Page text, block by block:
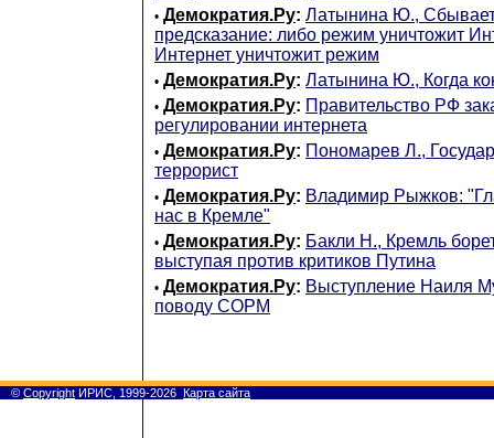
• Демократия.Ру: Латынина Ю.,
предсказание: либо режим уничтожит
Интернет уничтожит режим
• Демократия.Ру: Латынина Ю., Когда
• Демократия.Ру: Правительство РФ
регулировании интернета
• Демократия.Ру: Пономарев Л.,
террорист
• Демократия.Ру: Владимир Рыжков:
нас в Кремле"
• Демократия.Ру: Бакли Н., Кремль
выступая против критиков Путина
• Демократия.Ру: Выступление Наиля
поводу СОРМ
© Copyright ИРИС, 1999-2026 Карта сайта